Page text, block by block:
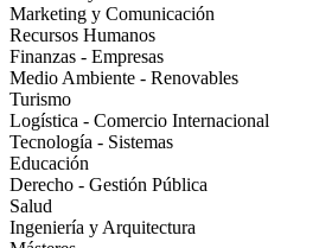
Marketing y Comunicación
Recursos Humanos
Finanzas - Empresas
Medio Ambiente - Renovables
Turismo
Logística - Comercio Internacional
Tecnología - Sistemas
Educación
Derecho - Gestión Pública
Salud
Ingeniería y Arquitectura